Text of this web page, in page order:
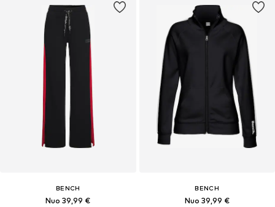
BENCH
Nuo 39,99 €
BENCH
Nuo 39,99 €